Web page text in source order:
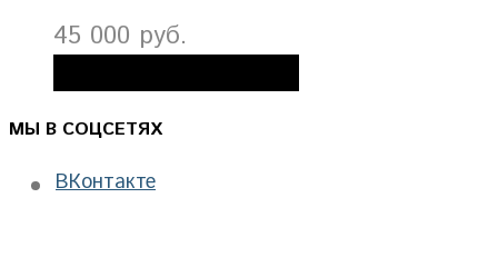
45 000 руб.
МЫ В СОЦСЕТЯХ
ВКонтакте